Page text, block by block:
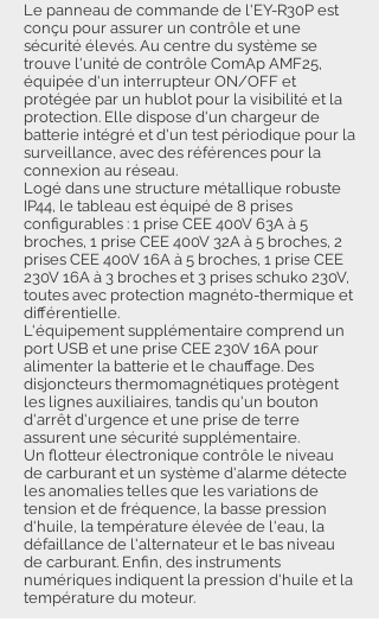
Le panneau de commande de l'EY-R30P est
conçu pour assurer un contrôle et une
sécurité élevés. Au centre du système se
trouve l'unité de contrôle ComAp AMF25,
équipée d'un interrupteur ON/OFF et
protégée par un hublot pour la visibilité et la
protection. Elle dispose d'un chargeur de
batterie intégré et d'un test périodique pour la
surveillance, avec des références pour la
connexion au réseau.
Logé dans une structure métallique robuste
IP44, le tableau est équipé de 8 prises
configurables : 1 prise CEE 400V 63A à 5
broches, 1 prise CEE 400V 32A à 5 broches, 2
prises CEE 400V 16A à 5 broches, 1 prise CEE
230V 16A à 3 broches et 3 prises schuko 230V,
toutes avec protection magnéto-thermique et
différentielle.
L'équipement supplémentaire comprend un
port USB et une prise CEE 230V 16A pour
alimenter la batterie et le chauffage. Des
disjoncteurs thermomagnétiques protègent
les lignes auxiliaires, tandis qu'un bouton
d'arrêt d'urgence et une prise de terre
assurent une sécurité supplémentaire.
Un flotteur électronique contrôle le niveau
de carburant et un système d'alarme détecte
les anomalies telles que les variations de
tension et de fréquence, la basse pression
d'huile, la température élevée de l'eau, la
défaillance de l'alternateur et le bas niveau
de carburant. Enfin, des instruments
numériques indiquent la pression d'huile et la
température du moteur.